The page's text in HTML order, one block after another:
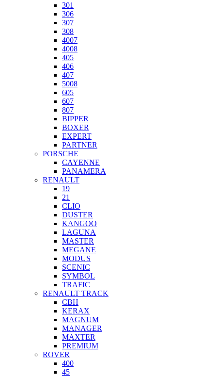
301
306
307
308
4007
4008
405
406
407
5008
605
607
807
BIPPER
BOXER
EXPERT
PARTNER
PORSCHE
CAYENNE
PANAMERA
RENAULT
19
21
CLIO
DUSTER
KANGOO
LAGUNA
MASTER
MEGANE
MODUS
SCENIC
SYMBOL
TRAFIC
RENAULT TRACK
CBH
KERAX
MAGNUM
MANAGER
MAXTER
PREMIUM
ROVER
400
45